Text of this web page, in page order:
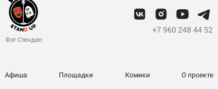
Фэт Стендап
+7 960 248 44 52
Афиша Площадки Комики О проекте